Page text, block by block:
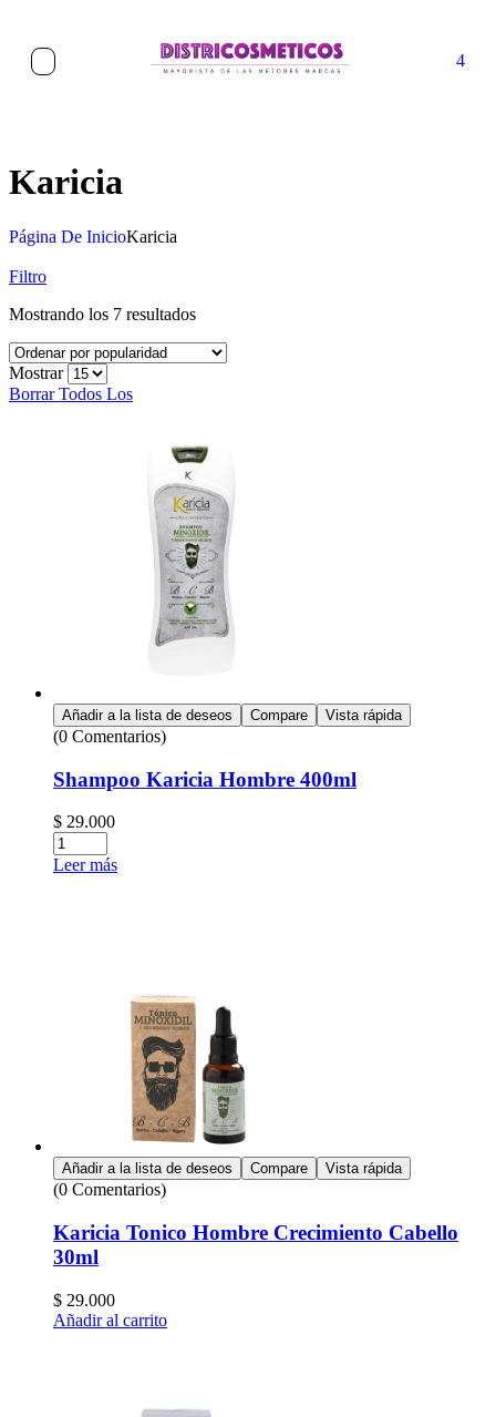
4
Karicia
Página De InicioKaricia
Filtro
Mostrando los 7 resultados
Mostrar
Borrar Todos Los
Añadir a la lista de deseos Compare Vista rápida
(0 Comentarios)
Shampoo Karicia Hombre 400ml
$ 29.000
Leer más
Añadir a la lista de deseos Compare Vista rápida
(0 Comentarios)
Karicia Tonico Hombre Crecimiento Cabello
30ml
$ 29.000
Añadir al carrito